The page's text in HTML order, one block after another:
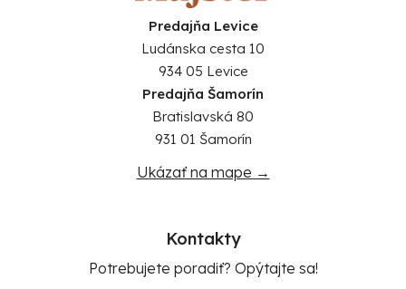
Predajňa Levice
Ludánska cesta 10
934 05 Levice
Predajňa Šamorín
Bratislavská 80
931 01 Šamorín
Ukázať na mape →
Kontakty
Potrebujete poradiť? Opýtajte sa!